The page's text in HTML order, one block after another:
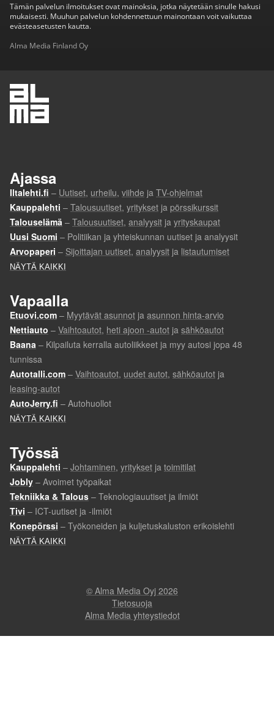
Tämän palvelun ilmoitukset ovat mainoksia, jotka näytetään sinulle hakusi
mukaisesti. Muuhun palvelun kohdennettuun mainontaan voit vaikuttaa
evästeasetusten kautta.
Alma Media Finland Oy